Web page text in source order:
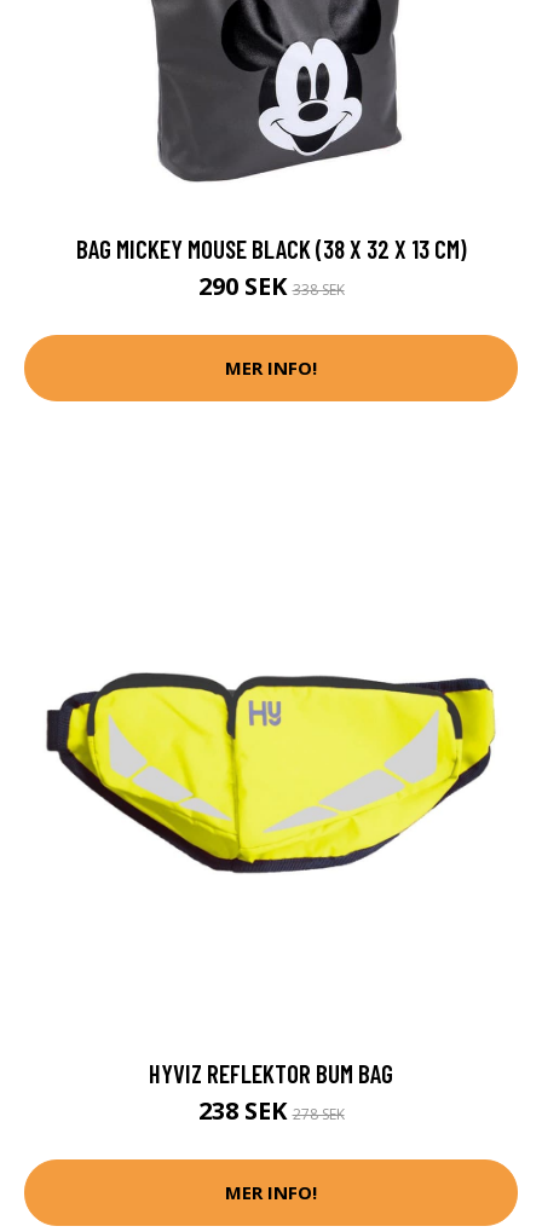
BAG MICKEY MOUSE BLACK (38 X 32 X 13 CM)
290 SEK338 SEK
MER INFO!
HYVIZ REFLEKTOR BUM BAG
238 SEK278 SEK
MER INFO!